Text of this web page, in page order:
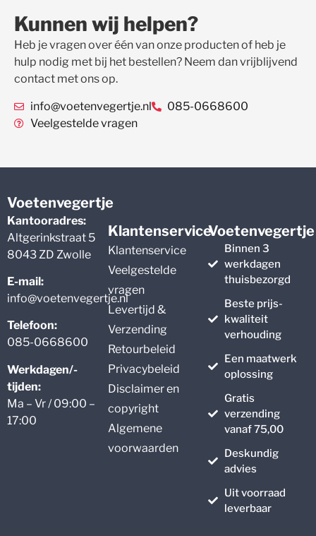
Kunnen wij helpen?
Heb je vragen over één van onze producten of heb je
hulp nodig met bij het bestellen? Neem dan vrijblijvend
contact met ons op.
info@voetenvegertje.nl
085-0668600
Veelgestelde vragen
Voetenvegertje
Kantooradres:
Altgerinkstraat 5
8043 ZD Zwolle
E-mail:
info@voetenvegertje.nl
Telefoon:
085-0668600
Werkdagen/-
tijden:
Ma – Vr / 09:00 –
17:00
Klantenservice
Klantenservice
Veelgestelde
vragen
Levertijd &
Verzending
Retourbeleid
Privacybeleid
Disclaimer en
copyright
Algemene
voorwaarden
Voetenvegertje
Binnen 3
werkdagen
thuisbezorgd
Beste prijs-
kwaliteit
verhouding
Een maatwerk
oplossing
Gratis
verzending
vanaf 75,00
Deskundig
advies
Uit voorraad
leverbaar